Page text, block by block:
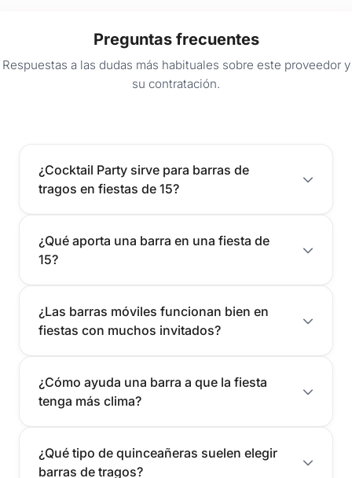
Preguntas frecuentes
Respuestas a las dudas más habituales sobre este proveedor y
su contratación.
¿Cocktail Party sirve para barras de
tragos en fiestas de 15?
¿Qué aporta una barra en una fiesta de
15?
¿Las barras móviles funcionan bien en
fiestas con muchos invitados?
¿Cómo ayuda una barra a que la fiesta
tenga más clima?
¿Qué tipo de quinceañeras suelen elegir
barras de tragos?